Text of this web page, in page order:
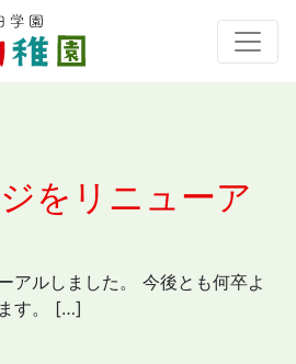
をリニューア
アルしました。 今後とも何卒よ
す。 […]